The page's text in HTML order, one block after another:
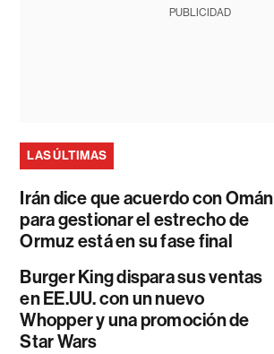
PUBLICIDAD
LAS ÚLTIMAS
Irán dice que acuerdo con Omán
para gestionar el estrecho de
Ormuz está en su fase final
Burger King dispara sus ventas
en EE.UU. con un nuevo
Whopper y una promoción de
Star Wars